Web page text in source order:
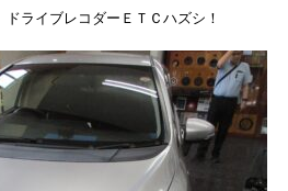
ライブレコダーＥＴＣハズシ！